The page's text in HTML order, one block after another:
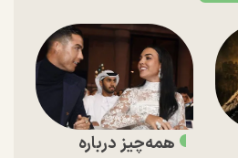
همه‌چیز درباره